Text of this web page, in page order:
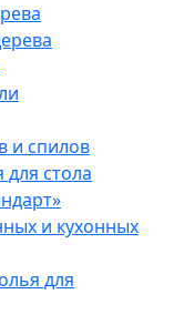
и спилов
стола
и кухонных
для